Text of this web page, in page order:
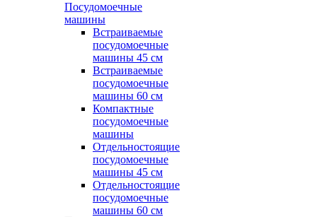
Посудомоечные
машины
Встраиваемые
посудомоечные
машины 45 см
Встраиваемые
посудомоечные
машины 60 см
Компактные
посудомоечные
машины
Отдельностоящие
посудомоечные
машины 45 см
Отдельностоящие
посудомоечные
машины 60 см